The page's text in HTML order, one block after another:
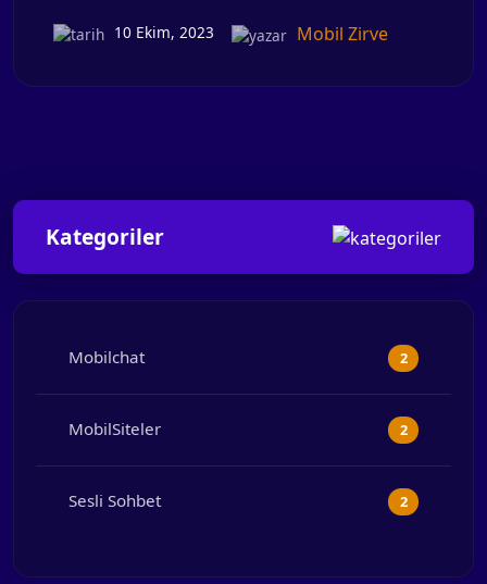
10 Ekim, 2023 Mobil Zirve
Kategoriler
Mobilchat 2
MobilSiteler 2
Sesli Sohbet 2